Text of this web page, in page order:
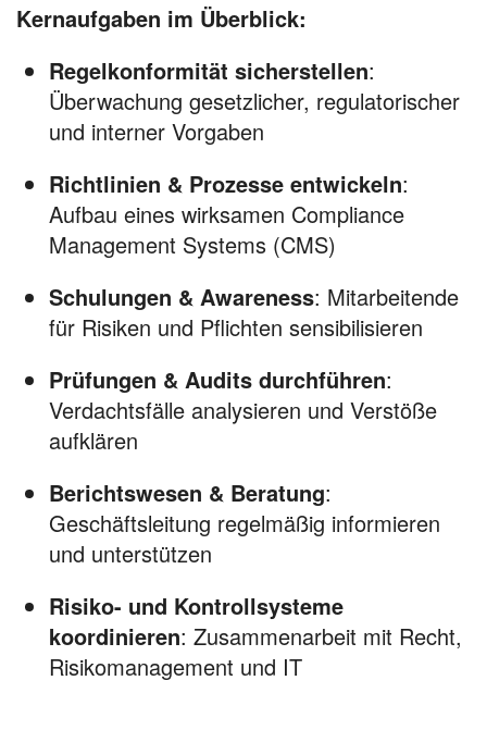
Kernaufgaben im Überblick:
Regelkonformität sicherstellen:
Überwachung gesetzlicher, regulatorischer
und interner Vorgaben
Richtlinien & Prozesse entwickeln:
Aufbau eines wirksamen Compliance
Management Systems (CMS)
Schulungen & Awareness: Mitarbeitende
für Risiken und Pflichten sensibilisieren
Prüfungen & Audits durchführen:
Verdachtsfälle analysieren und Verstöße
aufklären
Berichtswesen & Beratung:
Geschäftsleitung regelmäßig informieren
und unterstützen
Risiko- und Kontrollsysteme
koordinieren: Zusammenarbeit mit Recht,
Risikomanagement und IT